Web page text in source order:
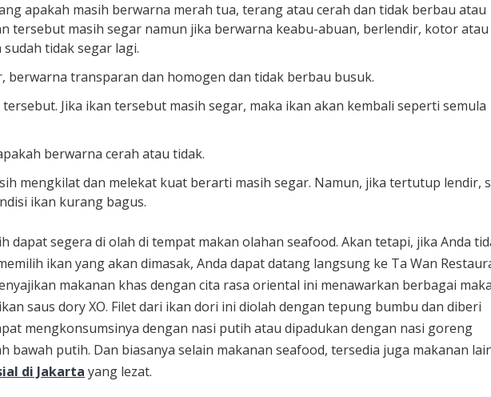
apakah masih berwarna merah tua, terang atau cerah dan tidak berbau atau
tersebut masih segar namun jika berwarna keabu-abuan, berlendir, kotor atau
tidak segar lagi.
berwarna transparan dan homogen dan tidak berbau busuk.
Jika ikan tersebut masih segar, maka ikan akan kembali seperti semula
berwarna cerah atau tidak.
mengkilat dan melekat kuat berarti masih segar. Namun, jika tertutup lendir,
ikan kurang bagus.
dapat segera di olah di tempat makan olahan seafood. Akan tetapi, jika Anda
ikan yang akan dimasak, Anda dapat datang langsung ke Ta Wan
makanan khas dengan cita rasa oriental ini menawarkan berbagai
saus dory XO. Filet dari ikan dori ini diolah dengan tepung bumbu dan diberi
mengkonsumsinya dengan nasi putih atau dipadukan dengan nasi goreng
bawah putih. Dan biasanya selain makanan seafood, tersedia juga makanan
di Jakarta yang lezat.